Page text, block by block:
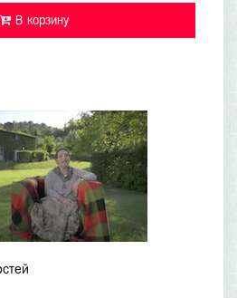
В корзину